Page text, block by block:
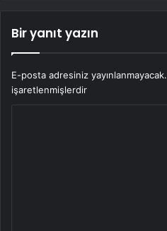
Bir yanıt yazın
E-posta adresiniz yayınlanmayacak.
işaretlenmişlerdir